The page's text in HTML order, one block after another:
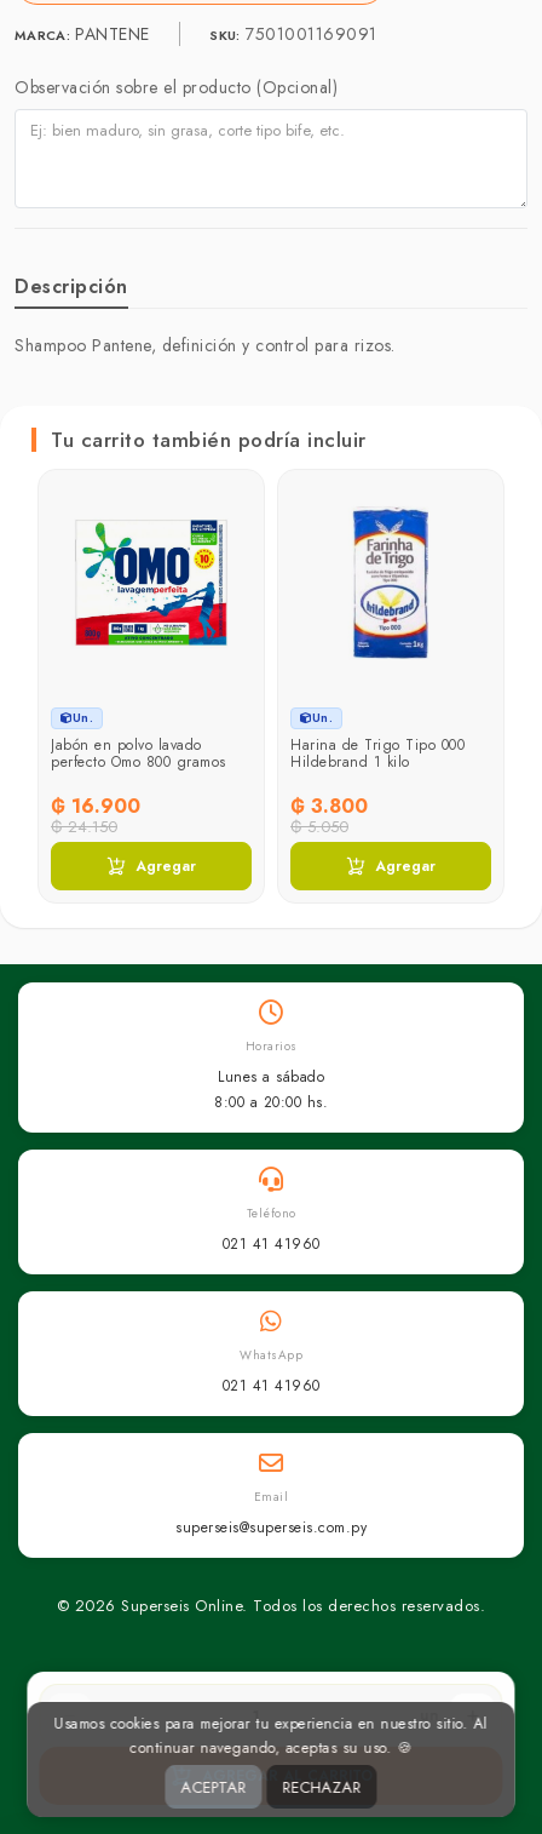
MARCA: PANTENE SKU: 7501001169091
un
AGREGAR AL CARRITO
Observación sobre el producto (Opcional)
Descripción
Shampoo Pantene, definición y control para rizos.
Tu carrito también podría incluir
Un.
Jabón en polvo lavado
perfecto Omo 800 gramos
₲ 16.900
₲ 24.150
Agregar
Un.
Harina de Trigo Tipo 000
Hildebrand 1 kilo
₲ 3.800
₲ 5.050
Agregar
Horarios
Lunes a sábado
8:00 a 20:00 hs.
Teléfono
021 41 41960
WhatsApp
021 41 41960
Email
superseis@superseis.com.py
© 2026 Superseis Online. Todos los derechos reservados.
Usamos cookies para mejorar tu experiencia en nuestro sitio. Al
continuar navegando, aceptas su uso. 🍪
ACEPTAR RECHAZAR